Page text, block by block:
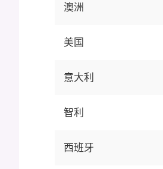
澳洲
美国
意大利
智利
西班牙